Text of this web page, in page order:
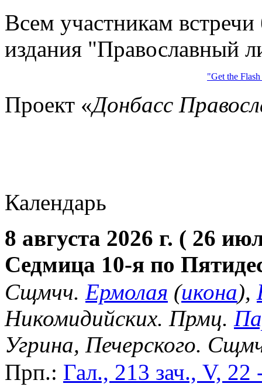
Всем участникам
издания "Православный
"Get the
Проект «Донбасс
Календарь
8 августа 2026 г. ( 26
Седмица 10-я по
Сщмчч. Ермолая (икона),
Никомидийских. Прмц.
Угрина, Печерского.
Прп.: Гал., 213 зач., V,